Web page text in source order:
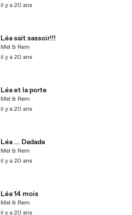
il y a 20 ans
Léa sait sassoir!!!
Mel & Rem
il y a 20 ans
Léa et la porte
Mel & Rem
il y a 20 ans
Léa ... Dadada
Mel & Rem
il y a 20 ans
Léa 14 mois
Mel & Rem
il y a 20 ans